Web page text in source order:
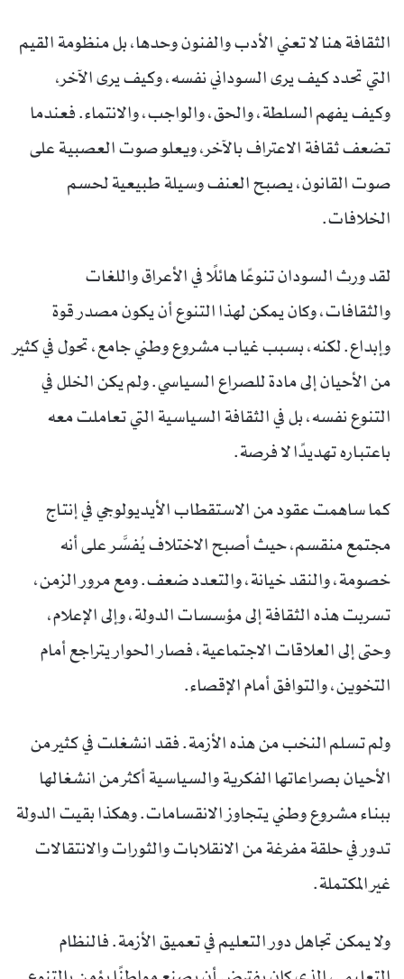
الثقافة هنا لا تعني الأدب والفنون وحدها، بل منظومة القيم
التي تحدد كيف يرى السوداني نفسه، وكيف يرى الآخر،
وكيف يفهم السلطة، والحق، والواجب، والانتماء. فعندما
تضعف ثقافة الاعتراف بالآخر، ويعلو صوت العصبية على
صوت القانون، يصبح العنف وسيلة طبيعية لحسم
الخلافات.
لقد ورث السودان تنوعًا هائلًا في الأعراق واللغات
والثقافات، وكان يمكن لهذا التنوع أن يكون مصدر قوة
وإبداع. لكنه، بسبب غياب مشروع وطني جامع، تحول في كثير
من الأحيان إلى مادة للصراع السياسي. ولم يكن الخلل في
التنوع نفسه، بل في الثقافة السياسية التي تعاملت معه
باعتباره تهديدًا لا فرصة.
كما ساهمت عقود من الاستقطاب الأيديولوجي في إنتاج
مجتمع منقسم، حيث أصبح الاختلاف يُفسَّر على أنه
خصومة، والنقد خيانة، والتعدد ضعف. ومع مرور الزمن،
تسربت هذه الثقافة إلى مؤسسات الدولة، وإلى الإعلام،
وحتى إلى العلاقات الاجتماعية، فصار الحوار يتراجع أمام
التخوين، والتوافق أمام الإقصاء.
ولم تسلم النخب من هذه الأزمة. فقد انشغلت في كثير من
الأحيان بصراعاتها الفكرية والسياسية أكثر من انشغالها
ببناء مشروع وطني يتجاوز الانقسامات. وهكذا بقيت الدولة
تدور في حلقة مفرغة من الانقلابات والثورات والانتقالات
غير المكتملة.
ولا يمكن تجاهل دور التعليم في تعميق الأزمة. فالنظام